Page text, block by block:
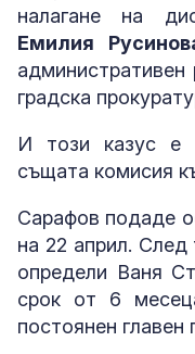
налагане на
Емилия
градска
И този казус е
същата комисия
Сарафов подаде
на 22 април. След
определи Ваня
срок от 6
постоянен главен